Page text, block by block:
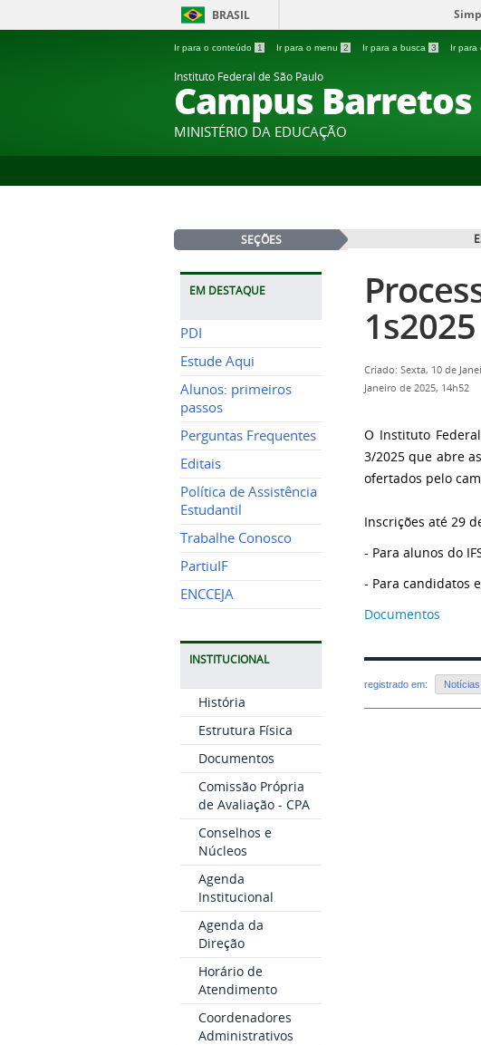
BRASIL
Ir para o conteúdo 1 Ir para o menu 2 Ir para a busca 3 Ir para
Instituto Federal de São Paulo
Campus Barretos
MINISTÉRIO DA EDUCAÇÃO
SEÇÕES
EM DESTAQUE
PDI
Estude Aqui
Alunos: primeiros
passos
Perguntas Frequentes
Editais
Política de Assistência
Estudantil
Trabalhe Conosco
PartiuIF
ENCCEJA
INSTITUCIONAL
História
Estrutura Física
Documentos
Comissão Própria
de Avaliação - CPA
Conselhos e
Núcleos
Agenda
Institucional
Agenda da
Direção
Horário de
Atendimento
Coordenadores
Administrativos
1s2025
Criado: Sexta, 10 de
Janeiro de 2025, 14h52
O Instituto
3/2025 que abre
ofertados pelo
Inscrições até 29
- Para alunos do
- Para candidatos
Documentos
registrado em: Notícias